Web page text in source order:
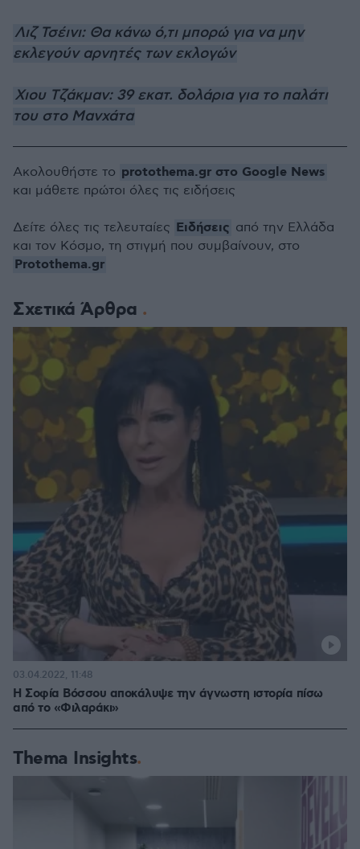
Λιζ Τσέινι: Θα κάνω ό,τι μπορώ για να μην
εκλεγούν αρνητές των εκλογών
Χιου Τζάκμαν: 39 εκατ. δολάρια για το παλάτι
του στο Μανχάτα
Σχετικά Άρθρα
Η Σοφία Βόσσου αποκάλυψε την άγνωστη ιστορία πίσω
από το «Φιλαράκι»
03.04.2022, 11:48
Thema Insights
Ακολουθήστε το protothema.gr στο Google News
και μάθετε πρώτοι όλες τις ειδήσεις
Δείτε όλες τις τελευταίες Ειδήσεις από την Ελλάδα
και τον Κόσμο, τη στιγμή που συμβαίνουν, στο
Protothema.gr